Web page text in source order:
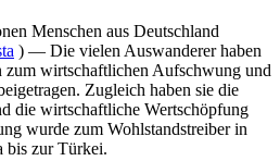
Menschen aus Deutschland
) — Die vielen Auswanderer haben
wirtschaftlichen Aufschwung und
Zugleich haben sie die
die wirtschaftliche Wertschöpfung
wurde zum Wohlstandstreiber in
zur Türkei.